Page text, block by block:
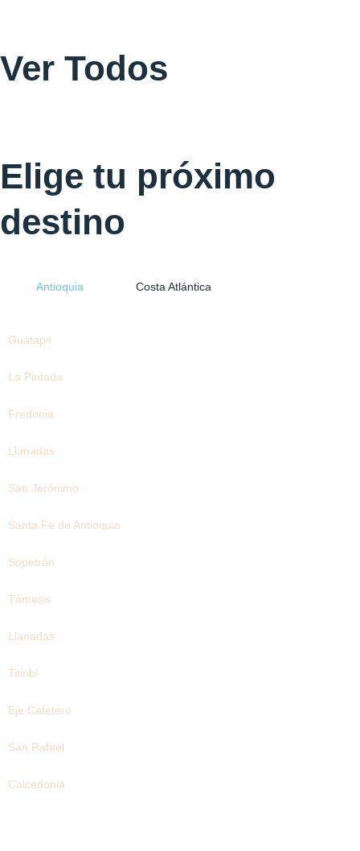
Ver Todos
Elige tu próximo
destino
Antioquia Costa Atlántica
Guatapé
La Pintada
Fredonia
Llanadas
San Jerónimo
Santa Fe de Antioquia
Sopetrán
Támesis
Llanadas
Titiribí
Eje Cafetero
San Rafael
Caicedonia